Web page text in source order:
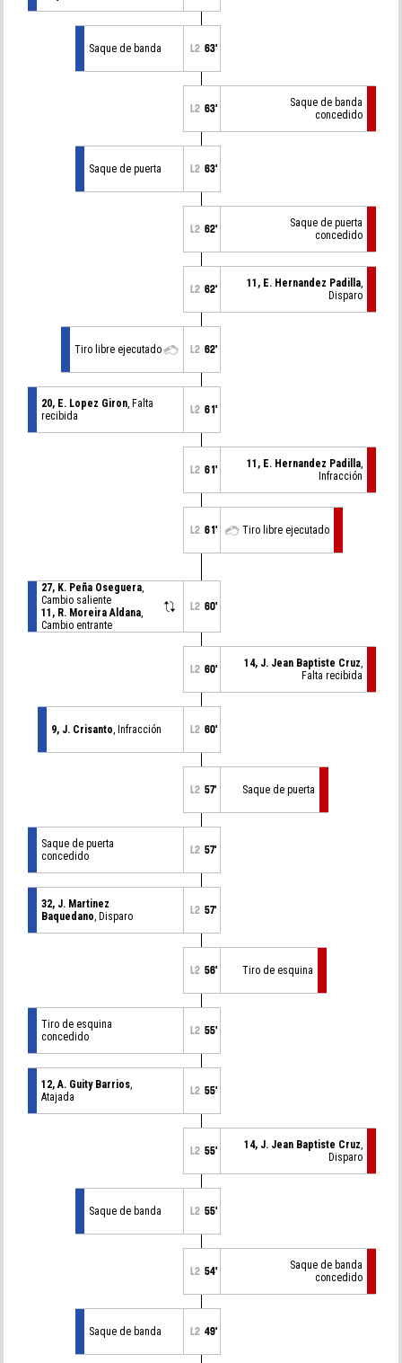
Saque de banda L2 63'
L2 63'
Saque de banda
concedido
Saque de puerta L2 63'
L2 62'
Saque de puerta
concedido
L2 62' 11, E. Hernandez Padilla,
Disparo
Tiro libre ejecutado L2 62'
20, E. Lopez Giron, Falta
recibida
L2 61'
L2 61' 11, E. Hernandez Padilla,
Infracción
L2 61' Tiro libre ejecutado
27, K. Peña Oseguera,
Cambio saliente
11, R. Moreira Aldana,
Cambio entrante
L2 60'
L2 60' 14, J. Jean Baptiste Cruz,
Falta recibida
9, J. Crisanto, Infracción L2 60'
L2 57' Saque de puerta
Saque de puerta
concedido
L2 57'
32, J. Martinez
Baquedano, Disparo
L2 57'
L2 56' Tiro de esquina
Tiro de esquina
concedido
L2 55'
12, A. Guity Barrios,
Atajada
L2 55'
L2 55' 14, J. Jean Baptiste Cruz,
Disparo
Saque de banda L2 55'
L2 54'
Saque de banda
concedido
Saque de banda L2 49'